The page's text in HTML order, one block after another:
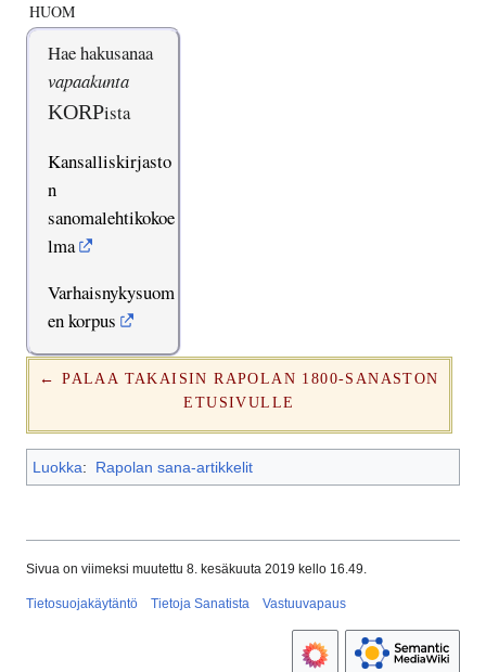
HUOM
Hae hakusanaa
vapaakunta
KORPista
Kansalliskirjasto
n
sanomalehtikokoe
lma
Varhaisnykysuom
en korpus
← PALAA TAKAISIN RAPOLAN 1800-SANASTON
ETUSIVULLE
Luokka: Rapolan sana-artikkelit
Sivua on viimeksi muutettu 8. kesäkuuta 2019 kello 16.49.
Tietosuojakäytäntö Tietoja Sanatista Vastuuvapaus